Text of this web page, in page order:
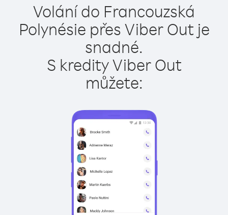
Volání do Francouzská
Polynésie přes Viber Out je
snadné.
S kredity Viber Out
můžete: